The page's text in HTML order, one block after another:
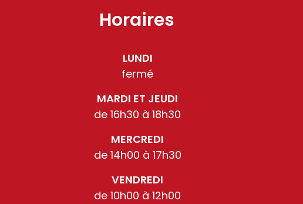
Horaires
LUNDI
fermé
MARDI ET JEUDI
de 16h30 à 18h30
MERCREDI
de 14h00 à 17h30
VENDREDI
de 10h00 à 12h00